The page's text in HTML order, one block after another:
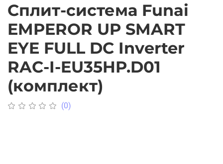
Сплит-система Funai
EMPEROR UP SMART
EYE FULL DC Inverter
RAC-I-EU35HP.D01
(комплект)
(0)